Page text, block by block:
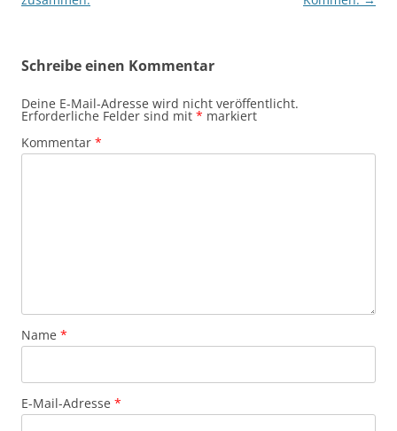
Schreibe einen Kommentar
Deine E-Mail-Adresse wird nicht veröffentlicht.
Erforderliche Felder sind mit * markiert
Kommentar *
Name *
E-Mail-Adresse *